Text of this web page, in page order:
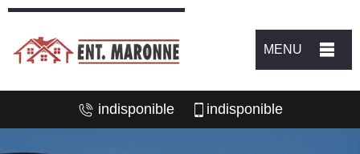
MENU
indisponible indisponible